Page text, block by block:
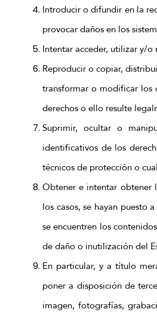
Introducir o difundir en la
provocar daños en los
Intentar acceder, utilizar y/
Reproducir o copiar,
transformar o modificar los
derechos o ello resulte
Suprimir, ocultar o
identificativos de los
técnicos de protección o
Obtener e intentar obtener
los casos, se hayan puesto
se encuentren los
de daño o inutilización del
En particular, y a título
poner a disposición de
imagen, fotografías,